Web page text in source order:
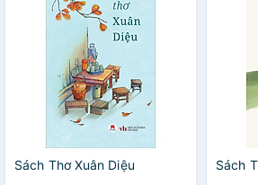
Sách Thơ Xuân Diệu Sách